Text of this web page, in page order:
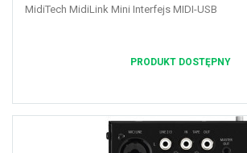
MidiTech MidiLink Mini Interfejs MIDI-USB
PRODUKT DOSTĘPNY